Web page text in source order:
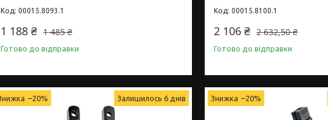
00015.8093.1
1 485 ₴
1 188 ₴
Готово до відправки
00015.8100.1
2 632,50 ₴
2 106 ₴
Готово до відправки
–20% Залишилось 6 днів –20%